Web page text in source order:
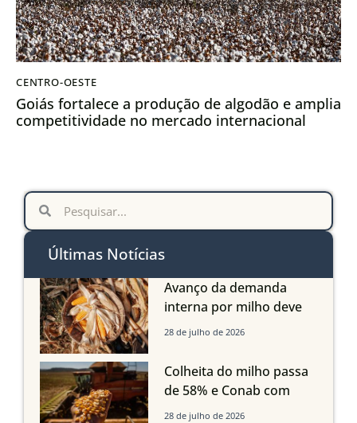
CENTRO-OESTE
Goiás fortalece a produção de algodão e amplia
competitividade no mercado internacional
Últimas Notícias
Avanço da demanda
interna por milho deve
compensar aumento da
em Mato Grosso, aponta
Imea
28 de julho de 2026
Colheita do milho passa
de 58% e Conab com
boas produtividades em
28 de julho de 2026